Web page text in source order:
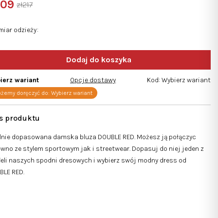
dopasowana damska bluza DOUBLE RED. Możesz ją połączyc
ze stylem sportowym jak i streetwear. Dopasuj do niej jeden z
naszych spodni dresowych i wybierz swój modny dress od
RED.
odzieży
zł217
wariant
doręczyć do: Wybierz wariant
Opcje dostawy Kod: Wybierz wariant